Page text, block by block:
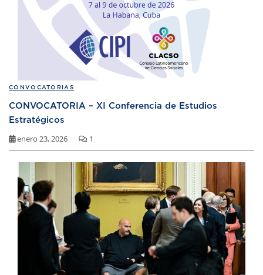
CONVOCATORIAS
CONVOCATORIA – XI Conferencia de Estudios
Estratégicos
enero 23, 2026 1